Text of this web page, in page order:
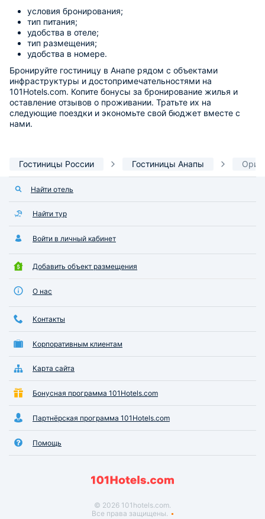
условия бронирования;
тип питания;
удобства в отеле;
тип размещения;
удобства в номере.
Бронируйте гостиницу в Анапе рядом с объектами
инфраструктуры и достопримечательностями на
101Hotels.com. Копите бонусы за бронирование жилья и
оставление отзывов о проживании. Тратьте их на
следующие поездки и экономьте свой бюджет вместе с
нами.
Гостиницы России Гостиницы Анапы
Найти отель
Найти тур
Войти в личный кабинет
Добавить объект размещения
О нас
Контакты
Корпоративным клиентам
Карта сайта
Бонусная программа 101Hotels.com
Партнёрская программа 101Hotels.com
Помощь
© 2026 101hotels.com.
Все права защищены.